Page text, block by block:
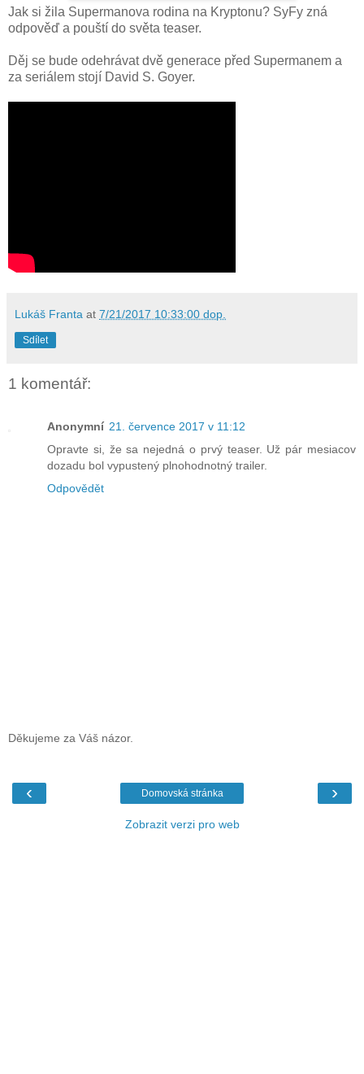
Jak si žila Supermanova rodina na Kryptonu? SyFy zná
odpověď a pouští do světa teaser.
Děj se bude odehrávat dvě generace před Supermanem a
za seriálem stojí David S. Goyer.
Lukáš Franta at 7/21/2017 10:33:00 dop.
Sdílet
1 komentář:
Anonymní 21. července 2017 v 11:12
Opravte si, že sa nejedná o prvý teaser. Už pár mesiacov
dozadu bol vypustený plnohodnotný trailer.
Odpovědět
Děkujeme za Váš názor.
‹ ›
Domovská stránka
Zobrazit verzi pro web